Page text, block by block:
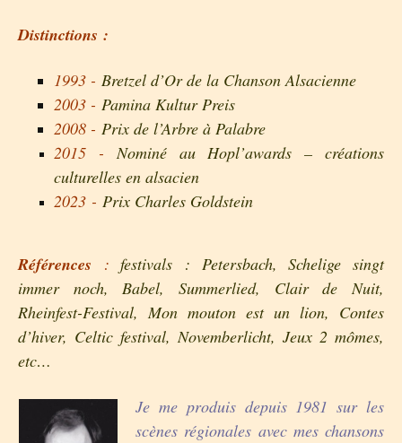
Distinctions :
1993 - Bretzel d’Or de la Chanson Alsacienne
2003 - Pamina Kultur Preis
2008 - Prix de l’Arbre à Palabre
2015 -Nominé au Hopl’awards – créations
culturelles en alsacien
2023 - Prix Charles Goldstein
Références :festivals : Petersbach, Schelige singt
immer noch, Babel, Summerlied, Clair de Nuit,
Rheinfest-Festival, Mon mouton est un lion, Contes
d’hiver, Celtic festival, Novemberlicht, Jeux 2 mômes,
etc…
Je me produis depuis 1981 sur les
scènes régionales avec mes chansons